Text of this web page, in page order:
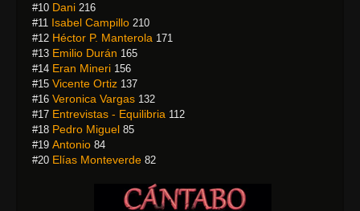
#10 Dani 216
#11 Isabel Campillo 210
#12 Héctor P. Manterola 171
#13 Emilio Durán 165
#14 Eran Mineri 156
#15 Vicente Ortiz 137
#16 Veronica Vargas 132
#17 Entrevistas - Equilibria 112
#18 Pedro Miguel 85
#19 Antonio 84
#20 Elías Monteverde 82